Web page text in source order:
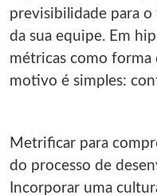
previsibilidade para
da sua equipe. Em
métricas como forma
motivo é simples:
Metrificar para
do processo de
Incorporar uma